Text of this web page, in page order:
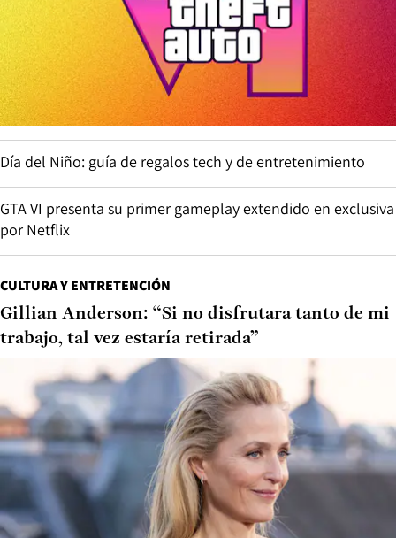
Día del Niño: guía de regalos tech y de entretenimiento
GTA VI presenta su primer gameplay extendido en exclusiva
por Netflix
CULTURA Y ENTRETENCIÓN
Gillian Anderson: “Si no disfrutara tanto de mi
trabajo, tal vez estaría retirada”